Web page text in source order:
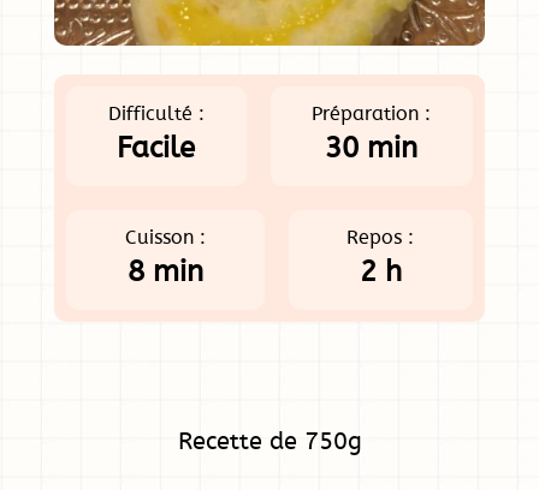
Difficulté :
Facile
Préparation :
30 min
Cuisson :
8 min
Repos :
2 h
Recette de 750g